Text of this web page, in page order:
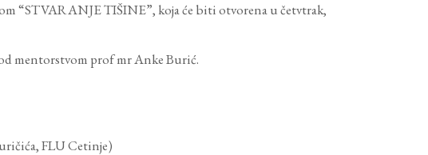
“STVARANJE TIŠINE”, koja će biti otvorena u četvtrak,
mentorstvom prof mr Anke Burić.
FLU Cetinje)